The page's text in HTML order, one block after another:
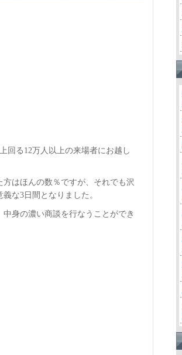
回る12万人以上の来場者にお越し
はほんの数％ですが、それでも沢
な3日間となりました。
身の濃い商談を行なうことができ